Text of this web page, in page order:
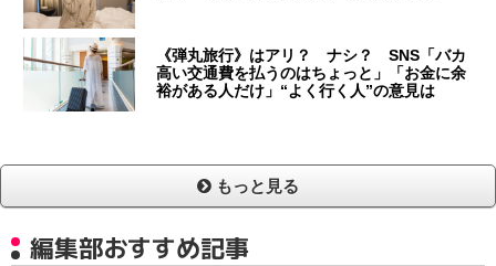
《弾丸旅行》はアリ？ ナシ？ SNS「バカ
高い交通費を払うのはちょっと」「お金に余
裕がある人だけ」“よく行く人”の意見は
もっと見る
編集部おすすめ記事